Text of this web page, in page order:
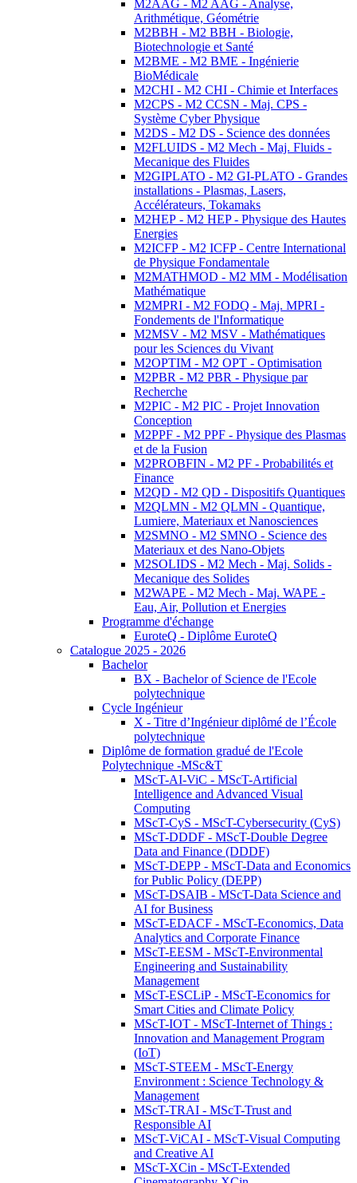
M2AAG - M2 AAG - Analyse,
Arithmétique, Géométrie
M2BBH - M2 BBH - Biologie,
Biotechnologie et Santé
M2BME - M2 BME - Ingénierie
BioMédicale
M2CHI - M2 CHI - Chimie et Interfaces
M2CPS - M2 CCSN - Maj. CPS -
Système Cyber Physique
M2DS - M2 DS - Science des données
M2FLUIDS - M2 Mech - Maj. Fluids -
Mecanique des Fluides
M2GIPLATO - M2 GI-PLATO - Grandes
installations - Plasmas, Lasers,
Accélérateurs, Tokamaks
M2HEP - M2 HEP - Physique des Hautes
Energies
M2ICFP - M2 ICFP - Centre International
de Physique Fondamentale
M2MATHMOD - M2 MM - Modélisation
Mathématique
M2MPRI - M2 FODQ - Maj. MPRI -
Fondements de l'Informatique
M2MSV - M2 MSV - Mathématiques
pour les Sciences du Vivant
M2OPTIM - M2 OPT - Optimisation
M2PBR - M2 PBR - Physique par
Recherche
M2PIC - M2 PIC - Projet Innovation
Conception
M2PPF - M2 PPF - Physique des Plasmas
et de la Fusion
M2PROBFIN - M2 PF - Probabilités et
Finance
M2QD - M2 QD - Dispositifs Quantiques
M2QLMN - M2 QLMN - Quantique,
Lumiere, Materiaux et Nanosciences
M2SMNO - M2 SMNO - Science des
Materiaux et des Nano-Objets
M2SOLIDS - M2 Mech - Maj. Solids -
Mecanique des Solides
M2WAPE - M2 Mech - Maj. WAPE -
Eau, Air, Pollution et Energies
Programme d'échange
EuroteQ - Diplôme EuroteQ
Catalogue 2025 - 2026
Bachelor
BX - Bachelor of Science de l'Ecole
polytechnique
Cycle Ingénieur
X - Titre d’Ingénieur diplômé de l’École
polytechnique
Diplôme de formation gradué de l'Ecole
Polytechnique -MSc&T
MScT-AI-ViC - MScT-Artificial
Intelligence and Advanced Visual
Computing
MScT-CyS - MScT-Cybersecurity (CyS)
MScT-DDDF - MScT-Double Degree
Data and Finance (DDDF)
MScT-DEPP - MScT-Data and Economics
for Public Policy (DEPP)
MScT-DSAIB - MScT-Data Science and
AI for Business
MScT-EDACF - MScT-Economics, Data
Analytics and Corporate Finance
MScT-EESM - MScT-Environmental
Engineering and Sustainability
Management
MScT-ESCLiP - MScT-Economics for
Smart Cities and Climate Policy
MScT-IOT - MScT-Internet of Things :
Innovation and Management Program
(IoT)
MScT-STEEM - MScT-Energy
Environment : Science Technology &
Management
MScT-TRAI - MScT-Trust and
Responsible AI
MScT-ViCAI - MScT-Visual Computing
and Creative AI
MScT-XCin - MScT-Extended